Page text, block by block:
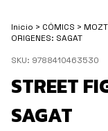
Inicio > CÓMICS >
ORIGENES: SAGAT
SKU: 9788410463530
STREET
SAGAT